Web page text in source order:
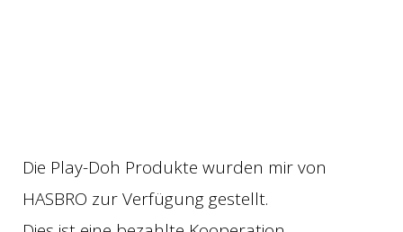
Die Play-Doh Produkte wurden mir von
HASBRO zur Verfügung gestellt.